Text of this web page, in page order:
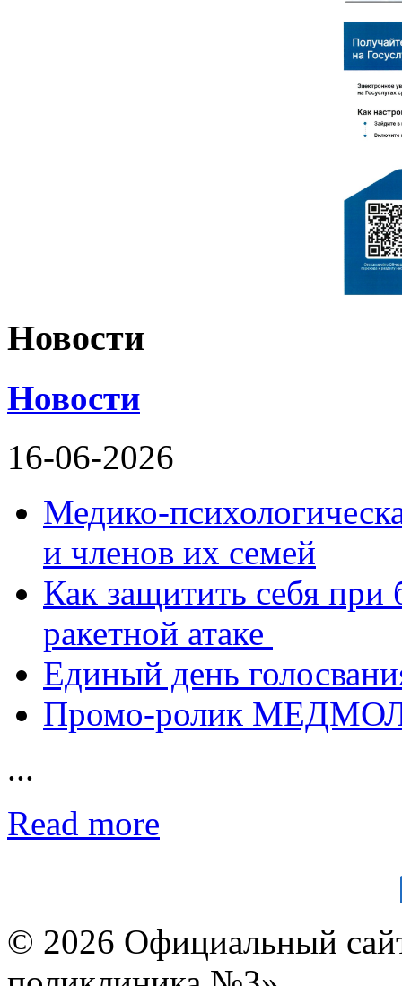
Новости
Новости
16-06-2026
Медико-
и членов их семей
Как защитить себя при
ракетной атаке
Единый день
Промо-ролик
...
Read more
© 2026 Официальный